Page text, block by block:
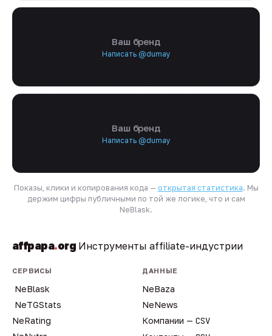
Ваш бренд
Написать @dumay
Ваш бренд
Написать @dumay
Показы, клики и копирования кода — открытая статистика. Мы
держим цифры публичными по той же логике, что и сам
NeBlask.
affpapa.org Инструменты affiliate-индустрии
СЕРВИСЫ
NeBlask
NeTGStats
NeRating
ДАННЫЕ
NeBaza
NeNews
Компании — CSV